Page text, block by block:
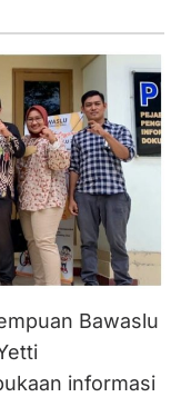
Bawaslu
informasi